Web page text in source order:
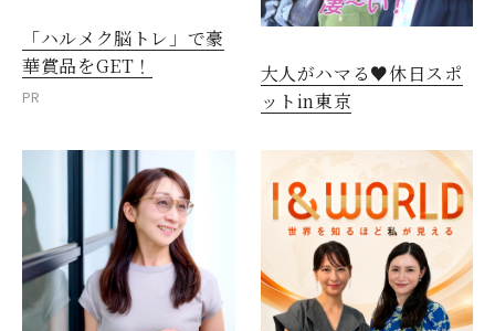
「ハルメク脳トレ」で豪
華賞品をGET！
PR
大人がハマる♥休日スポ
ットin東京
閉じる